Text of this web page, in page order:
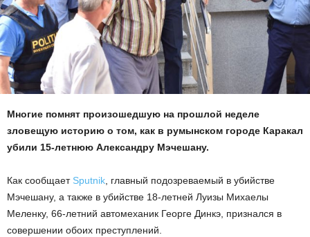
Многие помнят произошедшую на прошлой неделе
зловещую историю о том, как в румынском городе Каракал
убили 15-летнюю Александру Мэчешану.
Как сообщает Sputnik , главный подозреваемый в убийстве
Мэчешану, а также в убийстве 18-летней Луизы Михаелы
Меленку, 66-летний автомеханик Георге Динкэ, признался в
совершении обоих преступлений.